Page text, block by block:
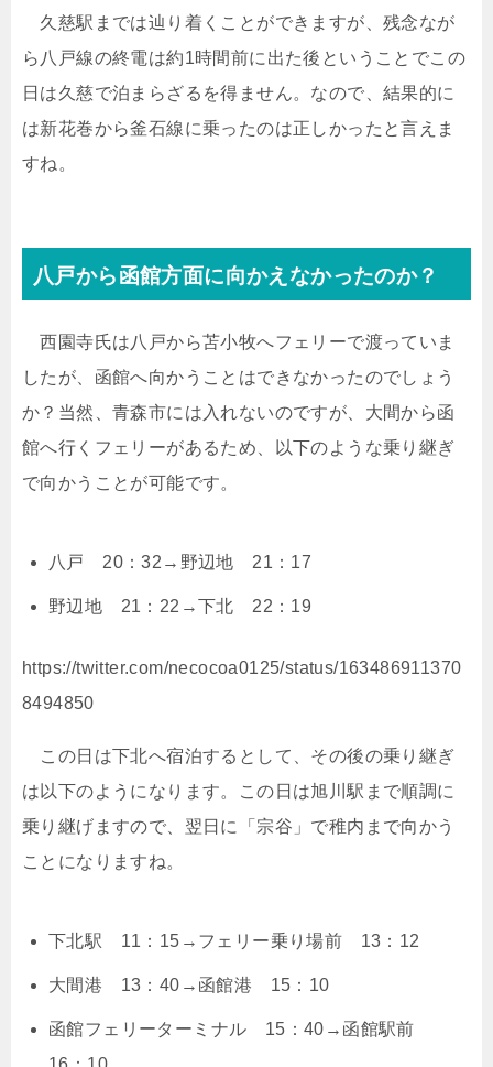
久慈駅までは辿り着くことができますが、残念なが
ら八戸線の終電は約1時間前に出た後ということでこの
日は久慈で泊まらざるを得ません。なので、結果的に
は新花巻から釜石線に乗ったのは正しかったと言えま
すね。
八戸から函館方面に向かえなかったのか？
西園寺氏は八戸から苫小牧へフェリーで渡っていま
したが、函館へ向かうことはできなかったのでしょう
か？当然、青森市には入れないのですが、大間から函
館へ行くフェリーがあるため、以下のような乗り継ぎ
で向かうことが可能です。
八戸 20：32→野辺地 21：17
野辺地 21：22→下北 22：19
https://twitter.com/necocoa0125/status/163486911370
8494850
この日は下北へ宿泊するとして、その後の乗り継ぎ
は以下のようになります。この日は旭川駅まで順調に
乗り継げますので、翌日に「宗谷」で稚内まで向かう
ことになりますね。
下北駅 11：15→フェリー乗り場前 13：12
大間港 13：40→函館港 15：10
函館フェリーターミナル 15：40→函館駅前